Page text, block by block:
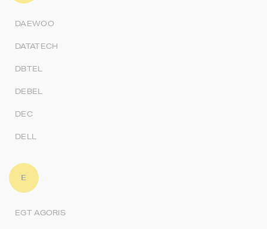
DAEWOO
DATATECH
DBTEL
DEBEL
DEC
DELL
E
EGT AGORIS